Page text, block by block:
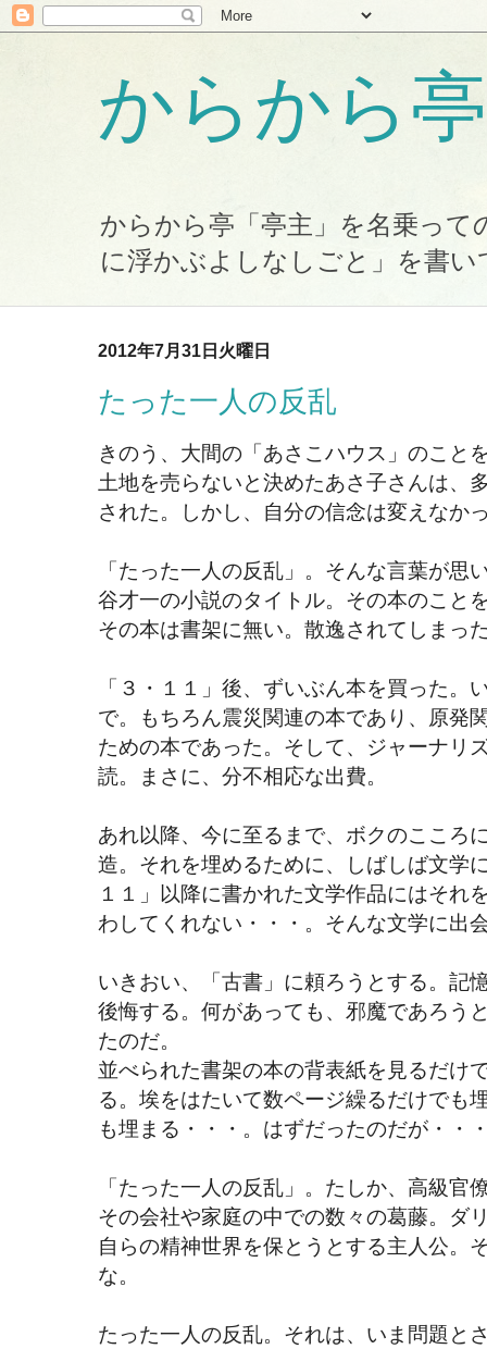
からから
からから亭「亭主」を名乗っ
に浮かぶよしなしごと」を書い
2012年7月31日火曜日
たった一人の反乱
きのう、大間の「あさこハウス」のこと
土地を売らないと決めたあさ子さんは、
された。しかし、自分の信念は変えなか
「たった一人の反乱」。そんな言葉が
谷才一の小説のタイトル。その本のこと
その本は書架に無い。散逸されてしまっ
「３・１１」後、ずいぶん本を買った。
で。もちろん震災関連の本であり、原発
ための本であった。そして、ジャーナリ
読。まさに、分不相応な出費。
あれ以降、今に至るまで、ボクのこころ
造。それを埋めるために、しばしば文学
１１」以降に書かれた文学作品にはそれ
わしてくれない・・・。そんな文学に出
いきおい、「古書」に頼ろうとする。記
後悔する。何があっても、邪魔であろう
たのだ。
並べられた書架の本の背表紙を見るだけ
る。埃をはたいて数ページ繰るだけでも
も埋まる・・・。はずだったのだが・・
「たった一人の反乱」。たしか、高級
その会社や家庭の中での数々の葛藤。ダ
自らの精神世界を保とうとする主人公。
な。
たった一人の反乱。それは、いま問題と